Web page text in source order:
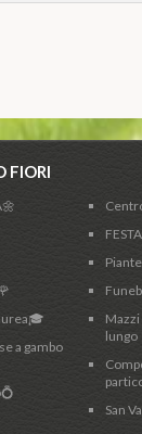
FIORI
a gambo
lungo
San